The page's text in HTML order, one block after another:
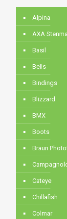
Alpina
AXA
Basil
Bells
Bindings
Blizzard
BMX
Boots
Braun
Cateye
Chillafish
Colmar